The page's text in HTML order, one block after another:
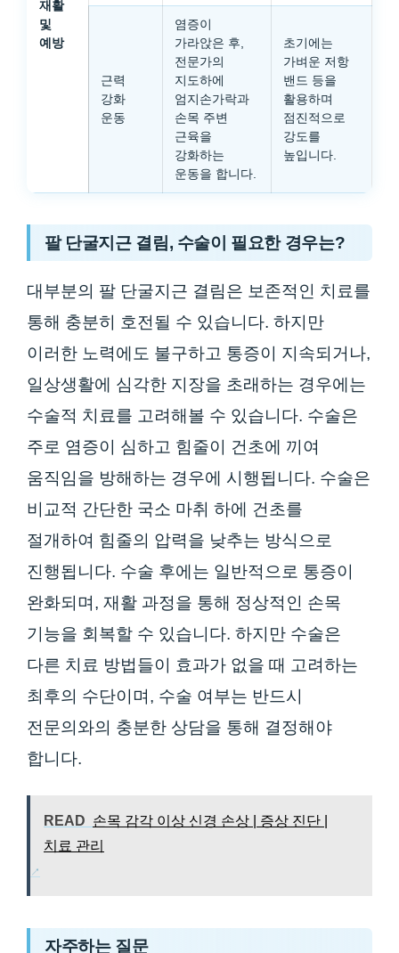
재활
및
예방
근력
강화
운동
염증이
가라앉은 후,
전문가의
지도하에
엄지손가락과
손목 주변
근육을
강화하는
운동을 합니다.
초기에는
가벼운 저항
밴드 등을
활용하며
점진적으로
강도를
높입니다.
팔 단굴지근 결림, 수술이 필요한 경우는?
대부분의 팔 단굴지근 결림은 보존적인 치료를
통해 충분히 호전될 수 있습니다. 하지만
이러한 노력에도 불구하고 통증이 지속되거나,
일상생활에 심각한 지장을 초래하는 경우에는
수술적 치료를 고려해볼 수 있습니다. 수술은
주로 염증이 심하고 힘줄이 건초에 끼여
움직임을 방해하는 경우에 시행됩니다. 수술은
비교적 간단한 국소 마취 하에 건초를
절개하여 힘줄의 압력을 낮추는 방식으로
진행됩니다. 수술 후에는 일반적으로 통증이
완화되며, 재활 과정을 통해 정상적인 손목
기능을 회복할 수 있습니다. 하지만 수술은
다른 치료 방법들이 효과가 없을 때 고려하는
최후의 수단이며, 수술 여부는 반드시
전문의와의 충분한 상담을 통해 결정해야
합니다.
READ 손목 감각 이상 신경 손상 | 증상 진단 |
치료 관리
자주하는 질문